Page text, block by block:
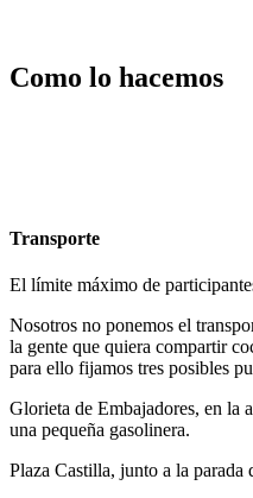
Como lo hacemos
Transporte
El límite máximo de
Nosotros no ponemos el
la gente que quiera compartir
para ello fijamos tres posibles
Glorieta de Embajadores, en la
una pequeña gasolinera.
Plaza Castilla, junto a la parada